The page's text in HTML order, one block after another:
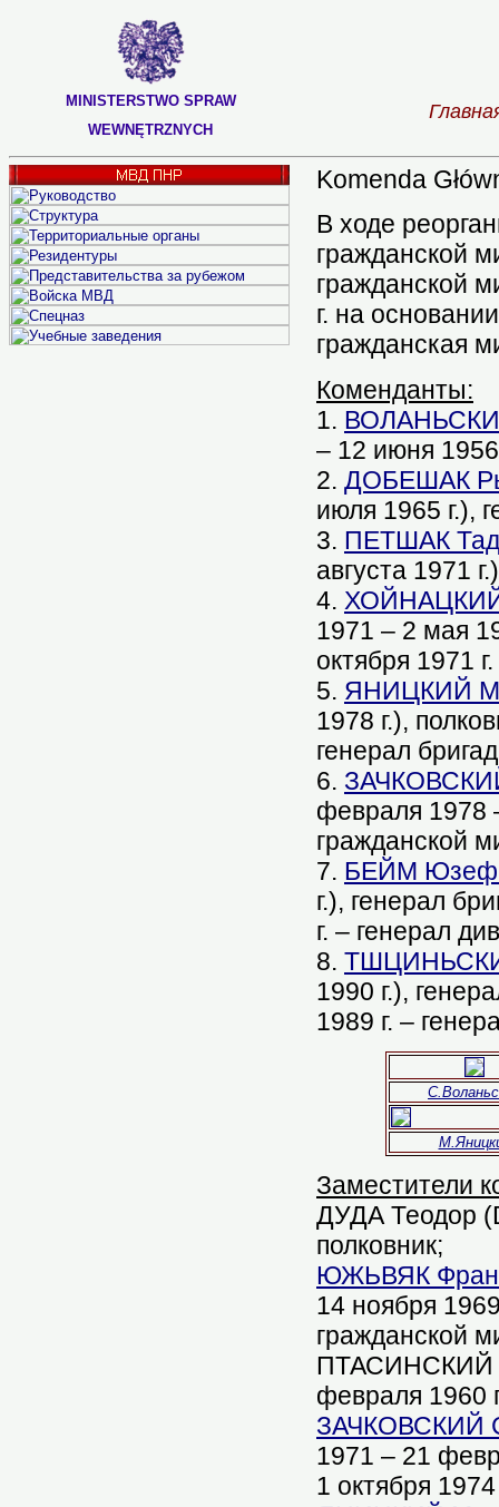
MINISTERSTWO SPRAW
WEWNĘTRZNYCH
Komenda
В ходе
гражданской
гражданской
г. на
гражданская
Коменданты:
1.
– 12 июня 1956
2. ДОБЕШАК
июля 1965 г.),
3. ПЕТШАК
августа 1971
4. ХОЙНАЦКИЙ
1971 – 2 мая
октября 1971
5. ЯНИЦКИЙ
1978 г.),
генерал
6.
февраля 1978
гражданской
7. БЕЙМ Юзеф
г.), генерал
г. – генерал
8.
1990 г.),
1989 г. –
Заместители
ДУДА Теодор
полковник;
ЮЖЬВЯК
14 ноября
гражданской
ПТАСИНСКИЙ
февраля 1960
ЗАЧКОВСКИЙ
1971 – 21
1 октября